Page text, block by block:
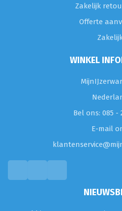
Zakelijk
Offerte
WINKEL
Bel ons: 085 -
E-mail